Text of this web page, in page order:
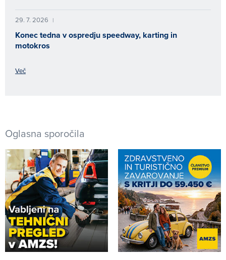
29. 7. 2026 |
Konec tedna v ospredju speedway, karting in
motokros
Več
Oglasna sporočila